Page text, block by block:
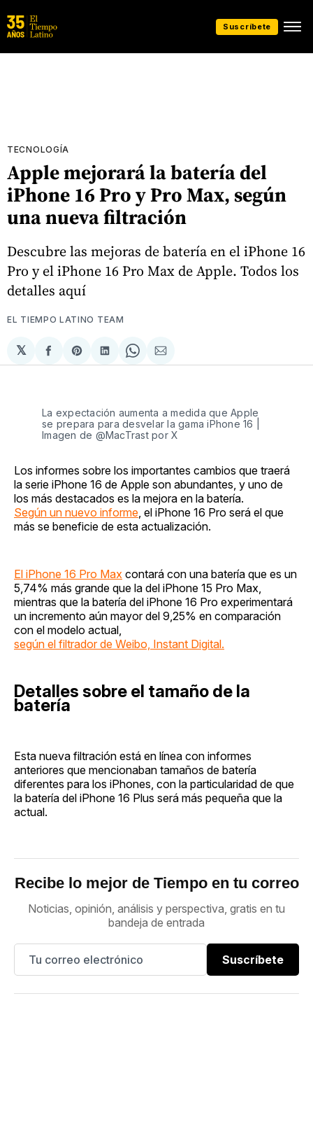
Suscríbete
TECNOLOGÍA
Apple mejorará la batería del
iPhone 16 Pro y Pro Max, según
una nueva filtración
Descubre las mejoras de batería en el iPhone 16
Pro y el iPhone 16 Pro Max de Apple. Todos los
detalles aquí
EL TIEMPO LATINO TEAM
𝕏
Compartir
en
Share
on
Compartir
en
Share
on
Compartir
via
La expectación aumenta a medida que Apple
se prepara para desvelar la gama iPhone 16 |
Imagen de @MacTrast por X
Los informes sobre los importantes cambios que traerá
la serie iPhone 16 de Apple son abundantes, y uno de
los más destacados es la mejora en la batería.
Según un nuevo informe , el iPhone 16 Pro será el que
más se beneficie de esta actualización.
El iPhone 16 Pro Max contará con una batería que es un
5,74% más grande que la del iPhone 15 Pro Max,
mientras que la batería del iPhone 16 Pro experimentará
un incremento aún mayor del 9,25% en comparación
con el modelo actual,
según el filtrador de Weibo, Instant Digital.
Detalles sobre el tamaño de la
batería
Esta nueva filtración está en línea con informes
anteriores que mencionaban tamaños de batería
diferentes para los iPhones, con la particularidad de que
la batería del iPhone 16 Plus será más pequeña que la
actual.
Recibe lo mejor de Tiempo en tu correo
Noticias, opinión, análisis y perspectiva, gratis en tu
bandeja de entrada
Suscríbete